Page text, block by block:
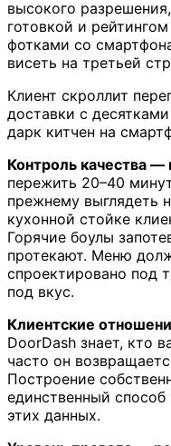
высокого
готовкой и
фотками со
висеть на третьей
Клиент скроллит
доставки с
дарк китчен на
Контроль качества —
пережить 20–40
прежнему выглядеть
кухонной стойке
Горячие боулы
протекают. Меню
спроектировано под
под вкус.
Клиентские
DoorDash знает, кто
часто он
Построение
единственный способ
этих данных.